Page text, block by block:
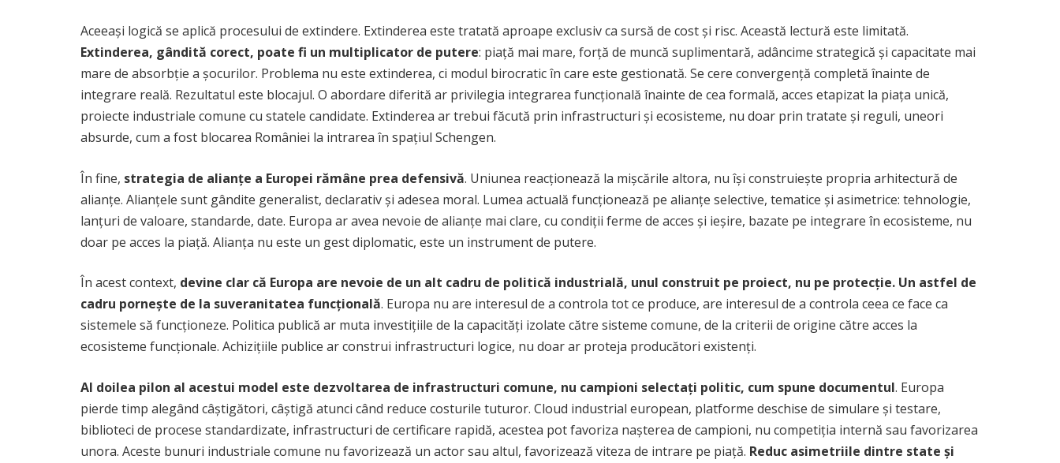
Aceeași logică se aplică procesului de extindere. Extinderea este tratată aproape exclusiv ca sursă de cost și risc. Această lectură este limitată.
Extinderea, gândită corect, poate fi un multiplicator de putere: piață mai mare, forță de muncă suplimentară, adâncime strategică și capacitate mai
mare de absorbție a șocurilor. Problema nu este extinderea, ci modul birocratic în care este gestionată. Se cere convergență completă înainte de
integrare reală. Rezultatul este blocajul. O abordare diferită ar privilegia integrarea funcțională înainte de cea formală, acces etapizat la piața unică,
proiecte industriale comune cu statele candidate. Extinderea ar trebui făcută prin infrastructuri și ecosisteme, nu doar prin tratate și reguli, uneori
absurde, cum a fost blocarea României la intrarea în spațiul Schengen.
În fine, strategia de alianțe a Europei rămâne prea defensivă. Uniunea reacționează la mișcările altora, nu își construiește propria arhitectură de
alianțe. Alianțele sunt gândite generalist, declarativ și adesea moral. Lumea actuală funcționează pe alianțe selective, tematice și asimetrice: tehnologie,
lanțuri de valoare, standarde, date. Europa ar avea nevoie de alianțe mai clare, cu condiții ferme de acces și ieșire, bazate pe integrare în ecosisteme, nu
doar pe acces la piață. Alianța nu este un gest diplomatic, este un instrument de putere.
În acest context, devine clar că Europa are nevoie de un alt cadru de politică industrială, unul construit pe proiect, nu pe protecție. Un astfel de
cadru pornește de la suveranitatea funcțională. Europa nu are interesul de a controla tot ce produce, are interesul de a controla ceea ce face ca
sistemele să funcționeze. Politica publică ar muta investițiile de la capacități izolate către sisteme comune, de la criterii de origine către acces la
ecosisteme funcționale. Achizițiile publice ar construi infrastructuri logice, nu doar ar proteja producători existenți.
Al doilea pilon al acestui model este dezvoltarea de infrastructuri comune, nu campioni selectați politic, cum spune documentul. Europa
pierde timp alegând câștigători, câștigă atunci când reduce costurile tuturor. Cloud industrial european, platforme deschise de simulare și testare,
biblioteci de procese standardizate, infrastructuri de certificare rapidă, acestea pot favoriza nașterea de campioni, nu competiția internă sau favorizarea
unora. Aceste bunuri industriale comune nu favorizează un actor sau altul, favorizează viteza de intrare pe piață. Reduc asimetriile dintre state și